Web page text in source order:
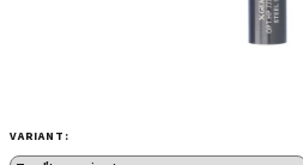
VARIANT: